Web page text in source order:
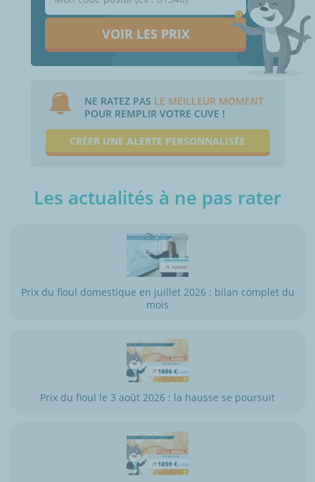
VOIR LES PRIX
NE RATEZ PAS LE MEILLEUR MOMENT
POUR REMPLIR VOTRE CUVE !
CRÉER UNE ALERTE PERSONNALISÉE
Les actualités à ne pas rater
Prix du fioul domestique en juillet 2026 : bilan complet du
mois
Prix du fioul le 3 août 2026 : la hausse se poursuit